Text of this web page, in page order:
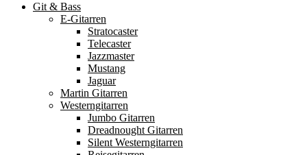
Git & Bass
E-Gitarren
Stratocaster
Telecaster
Jazzmaster
Mustang
Jaguar
Martin Gitarren
Westerngitarren
Jumbo Gitarren
Dreadnought Gitarren
Silent Westerngitarren